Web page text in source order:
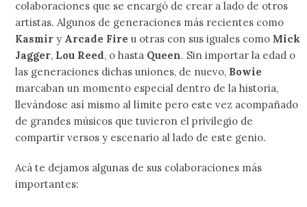
colaboraciones que se encargó de crear a lado de otros
artistas. Algunos de generaciones más recientes como
Kasmir y Arcade Fire u otras con sus iguales como Mick
Jagger, Lou Reed, o hasta Queen. Sin importar la edad o
las generaciones dichas uniones, de nuevo, Bowie
marcaban un momento especial dentro de la historia,
llevándose así mismo al límite pero este vez acompañado
de grandes músicos que tuvieron el privilegio de
compartir versos y escenario al lado de este genio.
Acá te dejamos algunas de sus colaboraciones más
importantes: